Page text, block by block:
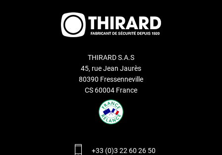
THIRARD S.A.S
45, rue Jean Jaurès
80390 Fressenneville
CS 60004 France
+33 (0)3 22 60 26 50